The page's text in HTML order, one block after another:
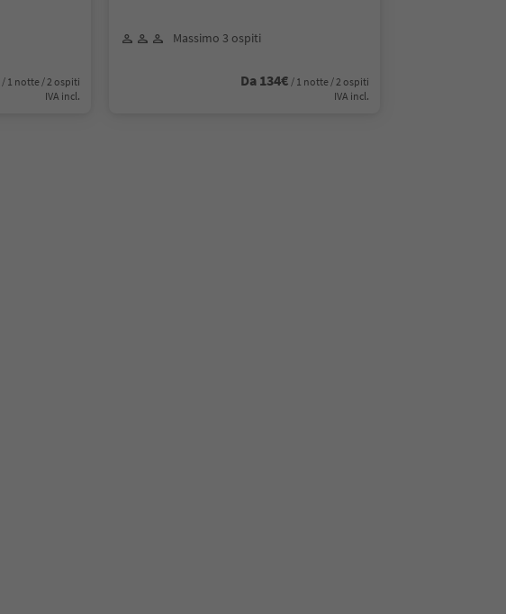
/ 1 notte / 2 ospiti
IVA incl.
Massimo 3 ospiti
Da 134€ / 1 notte / 2 ospiti
IVA incl.